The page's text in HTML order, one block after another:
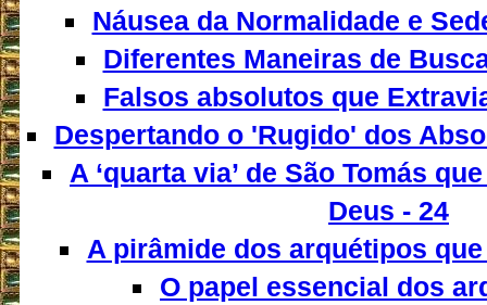
Náusea da Normalidade e
Diferentes Maneiras de
Falsos absolutos que
Despertando o 'Rugido' dos
A ‘quarta via’ de São Tomás
Deus - 24
A pirâmide dos arquétipos
O papel essencial dos